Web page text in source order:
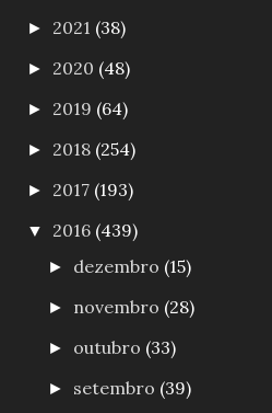
► 2021 (38)
► 2020 (48)
► 2019 (64)
► 2018 (254)
► 2017 (193)
▼ 2016 (439)
► dezembro (15)
► novembro (28)
► outubro (33)
► setembro (39)